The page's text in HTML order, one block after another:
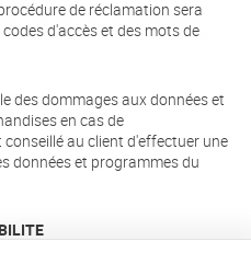
de réclamation sera
d'accès et des mots de
des dommages aux données et
en cas de
au client d'effectuer une
données et programmes du